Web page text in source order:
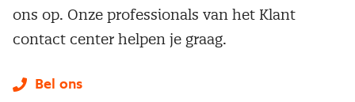
ons op. Onze professionals van het Klant
contact center helpen je graag.
Bel ons